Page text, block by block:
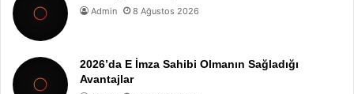
Admin 8 Ağustos 2026
2026’da E İmza Sahibi Olmanın Sağladığı
Avantajlar